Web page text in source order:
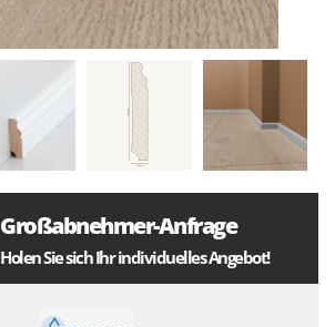
Großabnehmer-Anfrage
Holen Sie sich Ihr individuelles Angebot!